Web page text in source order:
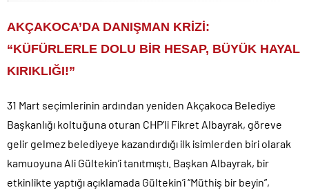
AKÇAKOCA’DA DANIŞMAN KRİZİ:
“KÜFÜRLERLE DOLU BİR HESAP, BÜYÜK HAYAL
KIRIKLIĞI!”
31 Mart seçimlerinin ardından yeniden Akçakoca Belediye
Başkanlığı koltuğuna oturan CHP’li Fikret Albayrak, göreve
gelir gelmez belediyeye kazandırdığı ilk isimlerden biri olarak
kamuoyuna Ali Gültekin’i tanıtmıştı. Başkan Albayrak, bir
etkinlikte yaptığı açıklamada Gültekin’i “Müthiş bir beyin”,